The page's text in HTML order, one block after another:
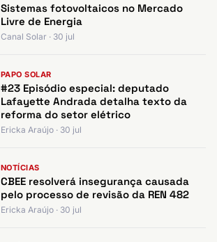
Sistemas fotovoltaicos no Mercado
Livre de Energia
Canal Solar · 30 jul
PAPO SOLAR
#23 Episódio especial: deputado
Lafayette Andrada detalha texto da
reforma do setor elétrico
Ericka Araújo · 30 jul
NOTÍCIAS
CBEE resolverá insegurança causada
pelo processo de revisão da REN 482
Ericka Araújo · 30 jul